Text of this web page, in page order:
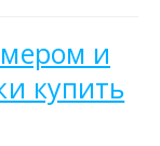
и
купить